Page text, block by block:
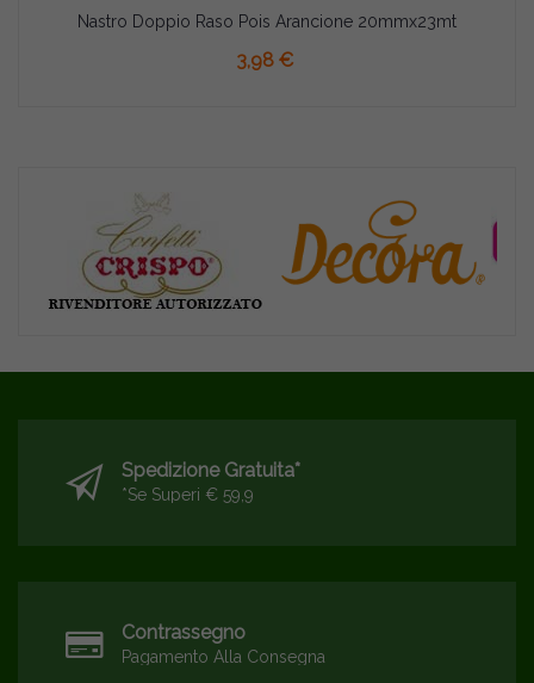
Nastro Doppio Raso Pois Arancione 20mmx23mt
3,98 €
Spedizione Gratuita*
*se Superi € 59,9
Contrassegno
Pagamento Alla Consegna